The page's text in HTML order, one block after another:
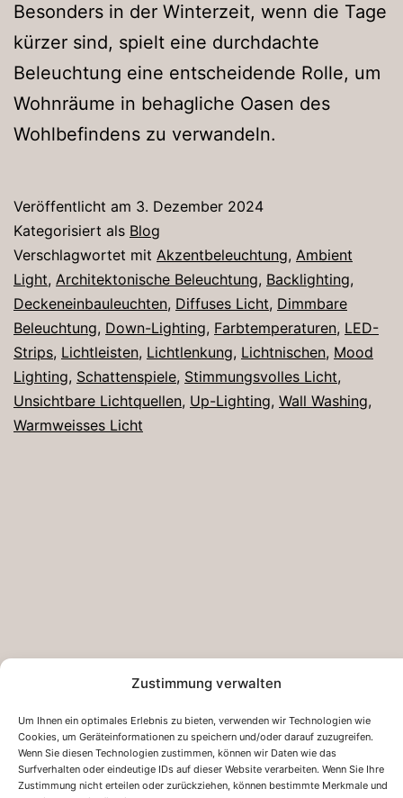
Zustimmung verwalten
Um Ihnen ein optimales Erlebnis zu bieten, verwenden wir Technologien wie
Cookies, um Geräteinformationen zu speichern und/oder darauf zuzugreifen.
Wenn Sie diesen Technologien zustimmen, können wir Daten wie das
Surfverhalten oder eindeutige IDs auf dieser Website verarbeiten. Wenn Sie Ihre
Zustimmung nicht erteilen oder zurückziehen, können bestimmte Merkmale und
Besonders in der Winterzeit, wenn die Tage
kürzer sind, spielt eine durchdachte
Beleuchtung eine entscheidende Rolle, um
Wohnräume in behagliche Oasen des
Wohlbefindens zu verwandeln.
Veröffentlicht am 3. Dezember 2024
Kategorisiert als Blog
Verschlagwortet mit Akzentbeleuchtung, Ambient
Light, Architektonische Beleuchtung, Backlighting,
Deckeneinbauleuchten, Diffuses Licht, Dimmbare
Beleuchtung, Down-Lighting, Farbtemperaturen, LED-
Strips, Lichtleisten, Lichtlenkung, Lichtnischen, Mood
Lighting, Schattenspiele, Stimmungsvolles Licht,
Unsichtbare Lichtquellen, Up-Lighting, Wall Washing,
Warmweisses Licht
Datenschutz